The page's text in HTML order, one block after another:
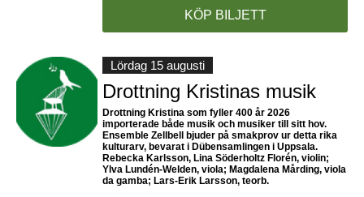
KÖP BILJETT
Lördag 15 augusti
Drottning Kristinas musik
Drottning Kristina som fyller 400 år 2026
importerade både musik och musiker till sitt hov.
Ensemble Zellbell bjuder på smakprov ur detta rika
kulturarv, bevarat i Dübensamlingen i Uppsala.
Rebecka Karlsson, Lina Söderholtz Florén, violin;
Ylva Lundén-Welden, viola; Magdalena Mårding, viola
da gamba; Lars-Erik Larsson, teorb.